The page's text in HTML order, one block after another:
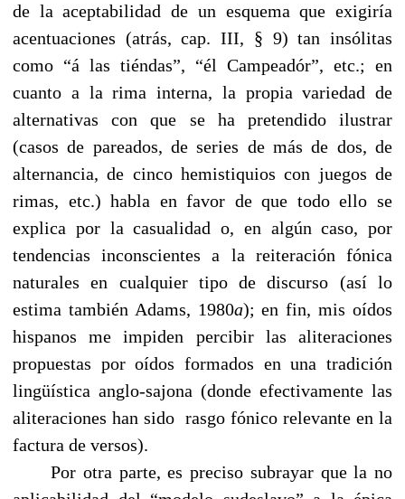
de la aceptabilidad de un esquema que exigiría
acentuaciones (atrás, cap. III, § 9) tan insólitas
como “á las tiéndas”, “él Campeadór”, etc.; en
cuanto a la rima interna, la propia variedad de
alternativas con que se ha pretendido ilustrar
(casos de pareados, de series de más de dos, de
alternancia, de cinco hemistiquios con juegos de
rimas, etc.) habla en favor de que todo ello se
explica por la casualidad o, en algún caso, por
tendencias inconscientes a la reiteración fónica
naturales en cualquier tipo de discurso (así lo
estima también Adams, 1980a); en fin, mis oídos
hispanos me impiden percibir las aliteraciones
propuestas por oídos formados en una tradición
lingüística anglo-sajona (donde efectivamente las
aliteraciones han sido rasgo fónico relevante en la
factura de versos).
Por otra parte, es preciso subrayar que la no